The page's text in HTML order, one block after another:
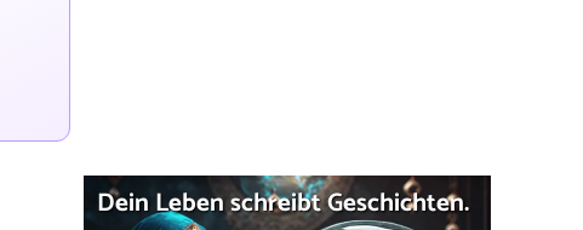
Dein Leben schreibt Geschichten.